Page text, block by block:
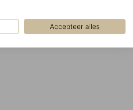
Accepteer alles